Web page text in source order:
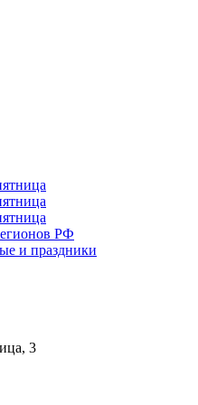
РФ
и праздники
3